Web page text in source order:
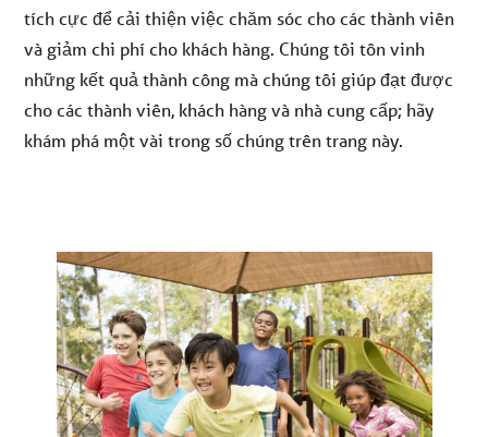
tích cực để cải thiện việc chăm sóc cho các thành viên
và giảm chi phí cho khách hàng. Chúng tôi tôn vinh
những kết quả thành công mà chúng tôi giúp đạt được
cho các thành viên, khách hàng và nhà cung cấp; hãy
khám phá một vài trong số chúng trên trang này.